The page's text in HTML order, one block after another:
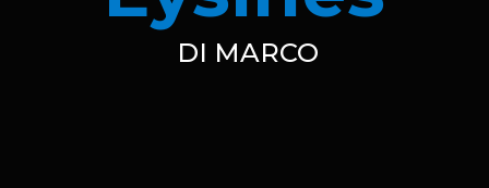
DI MARCO